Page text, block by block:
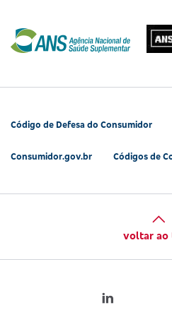
Código de Defesa do Consumidor
Consumidor.gov.br Códigos de
voltar ao